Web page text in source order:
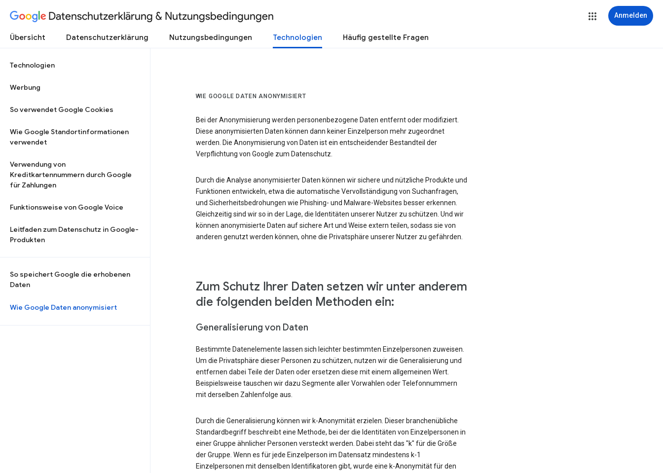
Datenschutzerklärung & Nutzungsbedingungen Anmelden
Übersicht Datenschutzerklärung Nutzungsbedingungen Technologien Häufig gestellte Fragen
Technologien
Werbung
So verwendet Google Cookies
Wie Google Standortinformationen
verwendet
Verwendung von
Kreditkartennummern durch Google
für Zahlungen
Funktionsweise von Google Voice
Leitfaden zum Datenschutz in Google-
Produkten
So speichert Google die erhobenen
Daten
Wie Google Daten anonymisiert
WIE GOOGLE DATEN ANONYMISIERT
Bei der Anonymisierung werden personenbezogene Daten entfernt oder modifiziert.
Diese anonymisierten Daten können dann keiner Einzelperson mehr zugeordnet
werden. Die Anonymisierung von Daten ist ein entscheidender Bestandteil der
Verpflichtung von Google zum Datenschutz.
Durch die Analyse anonymisierter Daten können wir sichere und nützliche Produkte und
Funktionen entwickeln, etwa die automatische Vervollständigung von Suchanfragen,
und Sicherheitsbedrohungen wie Phishing- und Malware-Websites besser erkennen.
Gleichzeitig sind wir so in der Lage, die Identitäten unserer Nutzer zu schützen. Und wir
können anonymisierte Daten auf sichere Art und Weise extern teilen, sodass sie von
anderen genutzt werden können, ohne die Privatsphäre unserer Nutzer zu gefährden.
Zum Schutz Ihrer Daten setzen wir unter anderem
die folgenden beiden Methoden ein:
Generalisierung von Daten
Bestimmte Datenelemente lassen sich leichter bestimmten Einzelpersonen zuweisen.
Um die Privatsphäre dieser Personen zu schützen, nutzen wir die Generalisierung und
entfernen dabei Teile der Daten oder ersetzen diese mit einem allgemeinen Wert.
Beispielsweise tauschen wir dazu Segmente aller Vorwahlen oder Telefonnummern
mit derselben Zahlenfolge aus.
Durch die Generalisierung können wir k-Anonymität erzielen. Dieser branchenübliche
Standardbegriff beschreibt eine Methode, bei der die Identitäten von Einzelpersonen in
einer Gruppe ähnlicher Personen versteckt werden. Dabei steht das "k" für die Größe
der Gruppe. Wenn es für jede Einzelperson im Datensatz mindestens k-1
Einzelpersonen mit denselben Identifikatoren gibt, wurde eine k-Anonymität für den